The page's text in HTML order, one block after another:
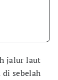
jalur laut
sebelah